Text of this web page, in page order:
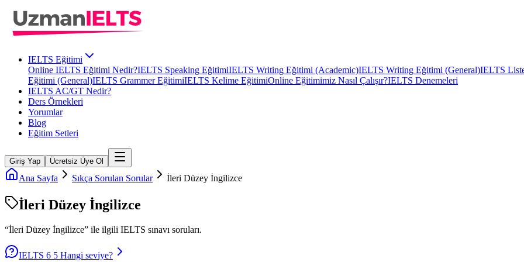
IELTS Eğitimi
Online IELTS Eğitimi Nedir?IELTS Speaking EğitimiIELTS Writing Eğitimi (Academic)IELTS Writing Eğitimi (General)IELTS
Eğitimi (General)IELTS Grammer EğitimiIELTS Kelime EğitimiOnline Eğitimimiz Nasıl Çalışır?IELTS Denemeleri
IELTS AC/GT Nedir?
Ders Örnekleri
Yorumlar
Blog
Eğitim Setleri
Giriş Yap Ücretsiz Üye Ol
Ana Sayfa Sıkça Sorulan Sorular İleri Düzey İngilizce
İleri Düzey İngilizce
“İleri Düzey İngilizce” ile ilgili IELTS sınavı soruları.
IELTS 6 5 Hangi seviye?